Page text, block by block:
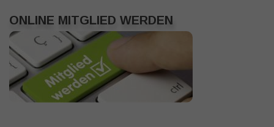
ONLINE MITGLIED WERDEN